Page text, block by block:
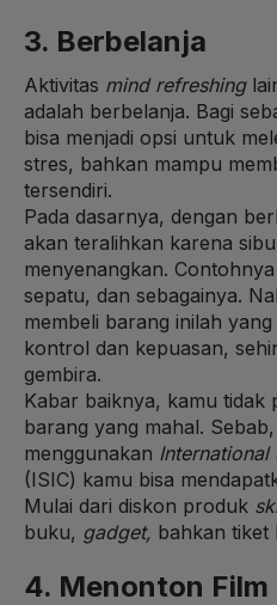
3. Berbelanja
Aktivitas mind refreshing
adalah berbelanja. Bagi
bisa menjadi opsi untuk
stres, bahkan mampu
tersendiri.
Pada dasarnya, dengan
akan teralihkan karena
menyenangkan.
sepatu, dan sebagainya.
membeli barang inilah
kontrol dan kepuasan,
gembira.
Kabar baiknya, kamu
barang yang mahal.
menggunakan
(ISIC) kamu bisa
Mulai dari diskon produk
buku, gadget, bahkan tiket
4. Menonton Film